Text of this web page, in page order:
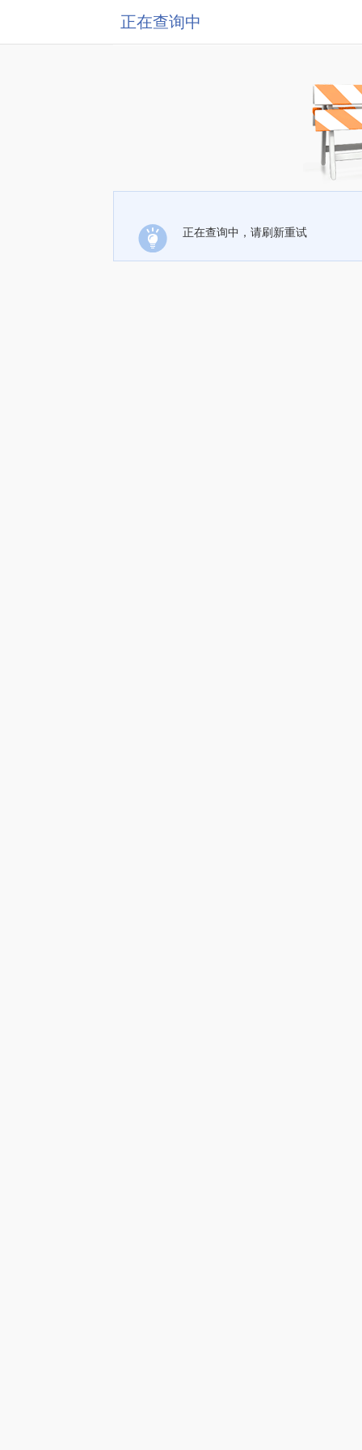
正在查询中
正在查询中，请刷新重试